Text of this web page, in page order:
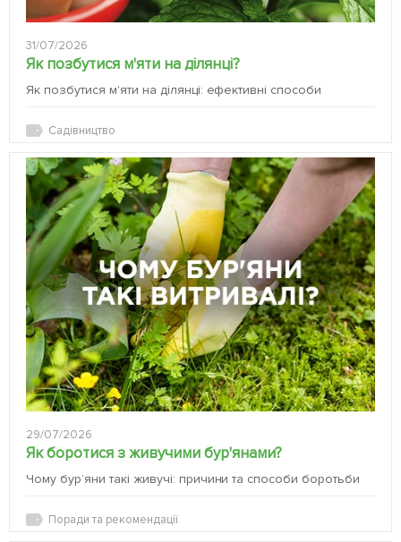
31/07/2026
Як позбутися м'яти на ділянці?
Як позбутися м'яти на ділянці: ефективні способи
Садівництво
29/07/2026
Як боротися з живучими бур'янами?
Чому бур’яни такі живучі: причини та способи боротьби
Поради та рекомендації